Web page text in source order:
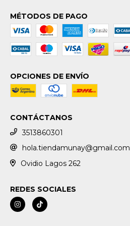
MÉTODOS DE PAGO
OPCIONES DE ENVÍO
CONTÁCTANOS
3513860301
hola.tiendamunay@gmail.com
Ovidio Lagos 262
REDES SOCIALES